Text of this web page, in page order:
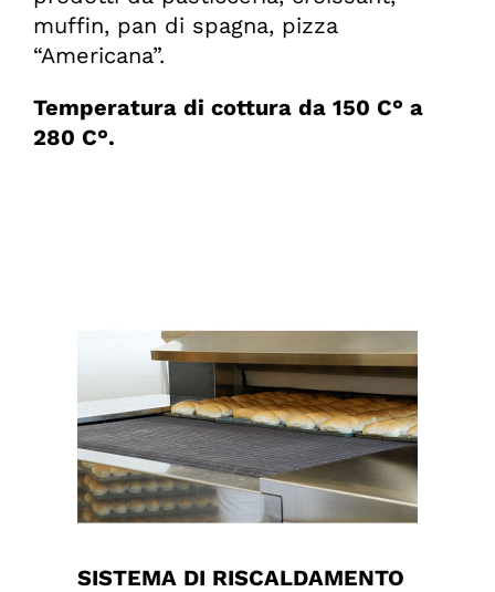
muffin, pan di spagna, pizza
“Americana”.
Temperatura di cottura da 150 C° a
280 C°.
SISTEMA DI RISCALDAMENTO